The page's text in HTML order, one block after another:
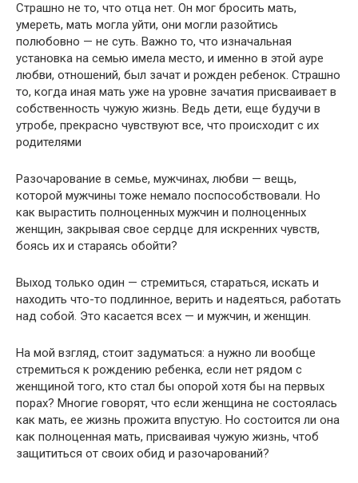
Страшно не то, что отца нет. Он мог бросить мать,
умереть, мать могла уйти, они могли разойтись
полюбовно — не суть. Важно то, что изначальная
установка на семью имела место, и именно в этой ауре
любви, отношений, был зачат и рожден ребенок. Страшно
то, когда иная мать уже на уровне зачатия присваивает в
собственность чужую жизнь. Ведь дети, еще будучи в
утробе, прекрасно чувствуют все, что происходит с их
родителями
Разочарование в семье, мужчинах, любви — вещь,
которой мужчины тоже немало поспособствовали. Но
как вырастить полноценных мужчин и полноценных
женщин, закрывая свое сердце для искренних чувств,
боясь их и стараясь обойти?
Выход только один — стремиться, стараться, искать и
находить что-то подлинное, верить и надеяться, работать
над собой. Это касается всех — и мужчин, и женщин.
На мой взгляд, стоит задуматься: а нужно ли вообще
стремиться к рождению ребенка, если нет рядом с
женщиной того, кто стал бы опорой хотя бы на первых
порах? Многие говорят, что если женщина не состоялась
как мать, ее жизнь прожита впустую. Но состоится ли она
как полноценная мать, присваивая чужую жизнь, чтоб
защититься от своих обид и разочарований?